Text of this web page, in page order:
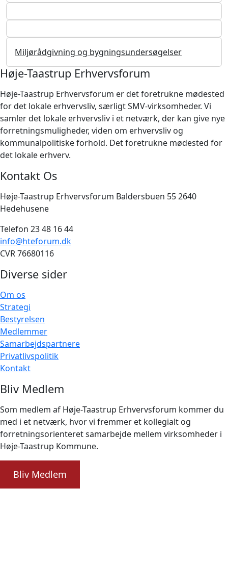
Miljørådgivning og bygningsundersøgelser
Høje-Taastrup Erhvervsforum
Høje-Taastrup Erhvervsforum er det foretrukne mødested
for det lokale erhvervsliv, særligt SMV-virksomheder. Vi
samler det lokale erhvervsliv i et netværk, der kan give nye
forretningsmuligheder, viden om erhvervsliv og
kommunalpolitiske forhold. Det foretrukne mødested for
det lokale erhverv.
Kontakt Os
Høje-Taastrup Erhvervsforum Baldersbuen 55 2640
Hedehusene
Telefon 23 48 16 44
info@hteforum.dk
CVR 76680116
Diverse sider
Om os
Strategi
Bestyrelsen
Medlemmer
Samarbejdspartnere
Privatlivspolitik
Kontakt
Bliv Medlem
Som medlem af Høje-Taastrup Erhvervsforum kommer du
med i et netværk, hvor vi fremmer et kollegialt og
forretningsorienteret samarbejde mellem virksomheder i
Høje-Taastrup Kommune.
Bliv Medlem